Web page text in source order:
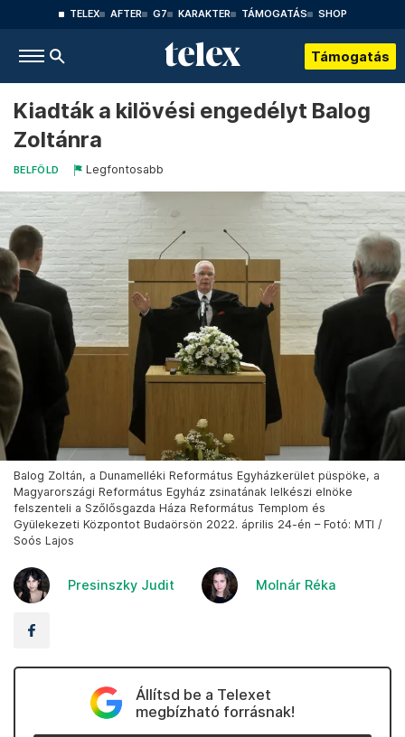
TELEX AFTER G7 KARAKTER TÁMOGATÁS SHOP
Támogatás
Kiadták a kilövési engedélyt Balog
Zoltánra
BELFÖLD Legfontosabb
Balog Zoltán, a Dunamelléki Református Egyházkerület püspöke, a
Magyarországi Református Egyház zsinatának lelkészi elnöke
felszenteli a Szőlősgazda Háza Református Templom és
Gyülekezeti Központot Budaörsön 2022. április 24-én – Fotó: MTI /
Soós Lajos
Presinszky Judit Molnár Réka
Állítsd be a Telexet
megbízható forrásnak!